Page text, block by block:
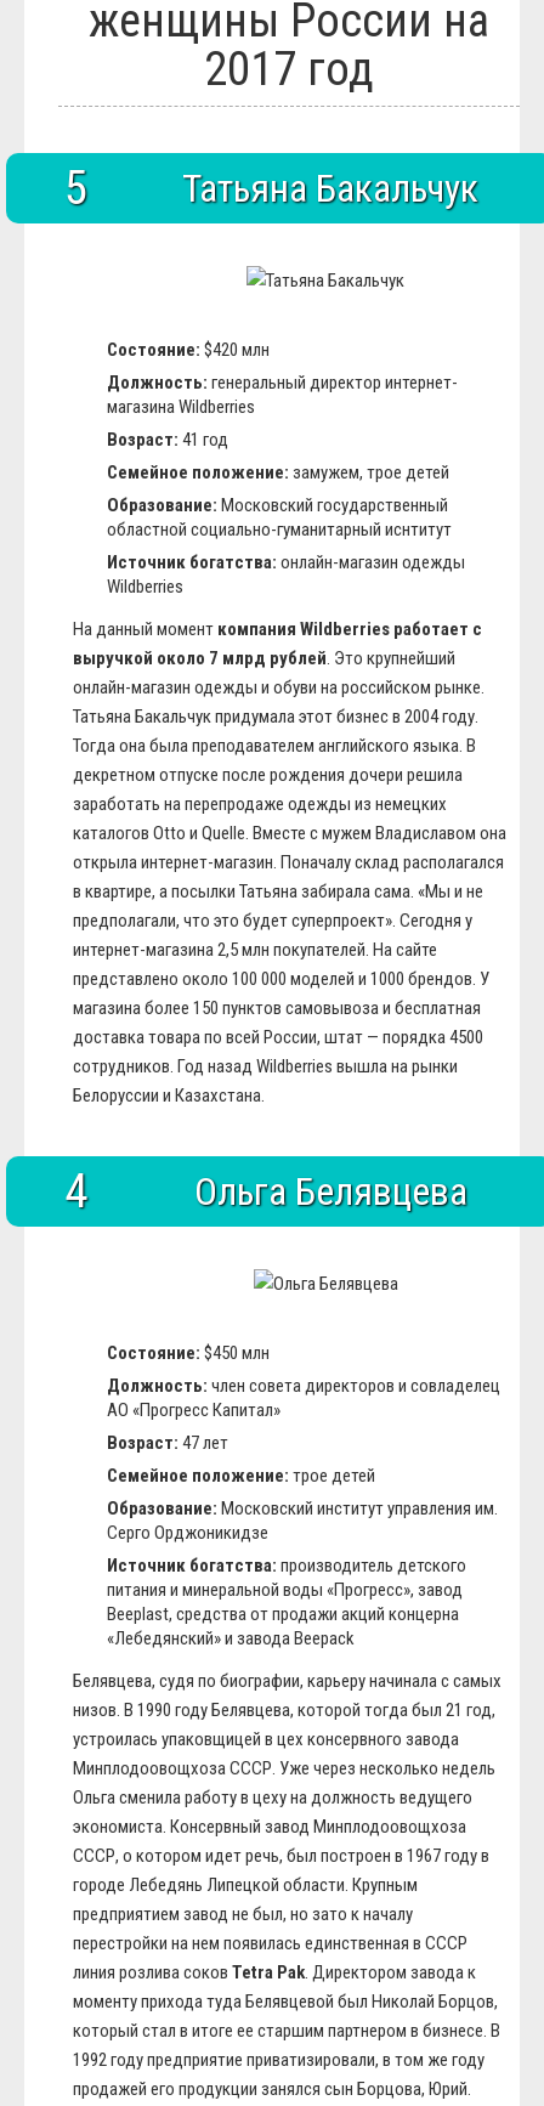
Блюда
Полезное
Города и страны
Вооружение
Спорт
женщины России на
2017 год
5 Татьяна Бакальчук
Состояние: $420 млн
Должность: генеральный директор интернет-
магазина Wildberries
Возраст: 41 год
Семейное положение: замужем, трое детей
Образование: Московский государственный
областной социально-гуманитарный иснтитут
Источник богатства: онлайн-магазин одежды
Wildberries
На данный момент компания Wildberries работает с
выручкой около 7 млрд рублей. Это крупнейший
онлайн-магазин одежды и обуви на российском рынке.
Татьяна Бакальчук придумала этот бизнес в 2004 году.
Тогда она была преподавателем английского языка. В
декретном отпуске после рождения дочери решила
заработать на перепродаже одежды из немецких
каталогов Otto и Quelle. Вместе с мужем Владиславом она
открыла интернет-магазин. Поначалу склад располагался
в квартире, а посылки Татьяна забирала сама. «Мы и не
предполагали, что это будет суперпроект». Сегодня у
интернет-магазина 2,5 млн покупателей. На сайте
представлено около 100 000 моделей и 1000 брендов. У
магазина более 150 пунктов самовывоза и бесплатная
доставка товара по всей России, штат — порядка 4500
сотрудников. Год назад Wildberries вышла на рынки
Белоруссии и Казахстана.
4 Ольга Белявцева
Состояние: $450 млн
Должность: член совета директоров и совладелец
АО «Прогресс Капитал»
Возраст: 47 лет
Семейное положение: трое детей
Образование: Московский институт управления им.
Серго Орджоникидзе
Источник богатства: производитель детского
питания и минеральной воды «Прогресс», завод
Beeplast, средства от продажи акций концерна
«Лебедянский» и завода Beepack
Белявцева, судя по биографии, карьеру начинала с самых
низов. В 1990 году Белявцева, которой тогда был 21 год,
устроилась упаковщицей в цех консервного завода
Минплодоовощхоза СССР. Уже через несколько недель
Ольга сменила работу в цеху на должность ведущего
экономиста. Консервный завод Минплодоовощхоза
СССР, о котором идет речь, был построен в 1967 году в
городе Лебедянь Липецкой области. Крупным
предприятием завод не был, но зато к началу
перестройки на нем появилась единственная в СССР
линия розлива соков Tetra Pak. Директором завода к
моменту прихода туда Белявцевой был Николай Борцов,
который стал в итоге ее старшим партнером в бизнесе. В
1992 году предприятие приватизировали, в том же году
продажей его продукции занялся сын Борцова, Юрий.